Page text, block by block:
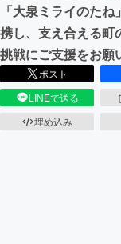
CAMPFIRE
CAMPFIRE
「大泉ミライのた
携し、支え合える町
挑戦にご支援をお願
ポスト
LINEで送る
埋め込み